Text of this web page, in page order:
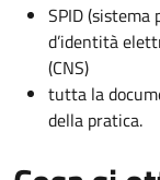
SPID
d’identità
(CNS)
tutta la
della pratica.